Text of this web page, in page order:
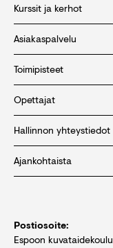
Kurssit ja kerhot
Asiakaspalvelu
Toimipisteet
Opettajat
Hallinnon yhteystiedot
Ajankohtaista
Postiosoite:
Espoon kuvataidekoulu